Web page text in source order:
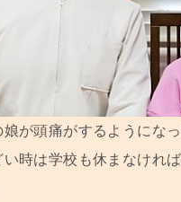
娘が頭痛がするようにな
い時は学校も休まなけれ